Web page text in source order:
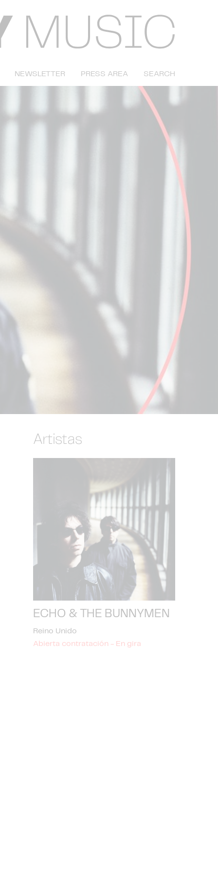
NEWSLETTER PRESS AREA SEARCH
Artistas
ECHO & THE BUNNYMEN
Reino Unido
Abierta contratación - En gira